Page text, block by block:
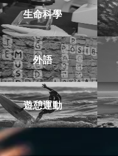
生命科學
外語
遊憩運動